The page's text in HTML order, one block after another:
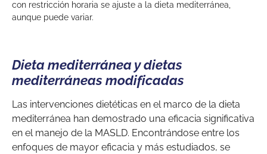
con restricción horaria se ajuste a la dieta mediterránea,
aunque puede variar.
Dieta mediterránea y dietas
mediterráneas modificadas
Las intervenciones dietéticas en el marco de la dieta
mediterránea han demostrado una eficacia significativa
en el manejo de la MASLD. Encontrándose entre los
enfoques de mayor eficacia y más estudiados, se